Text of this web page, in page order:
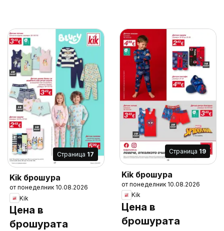
Cтраница 17
Kik брошура
от понеделник 10.08.2026
Kik
Цена в
брошурата
Cтраница 19
Kik брошура
от понеделник 10.08.2026
Kik
Цена в
брошурата